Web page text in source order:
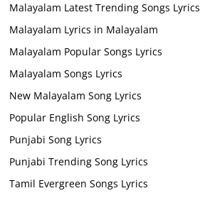
Malayalam Latest Trending Songs Lyrics
Malayalam Lyrics in Malayalam
Malayalam Popular Songs Lyrics
Malayalam Songs Lyrics
New Malayalam Song Lyrics
Popular English Song Lyrics
Punjabi Song Lyrics
Punjabi Trending Song Lyrics
Tamil Evergreen Songs Lyrics